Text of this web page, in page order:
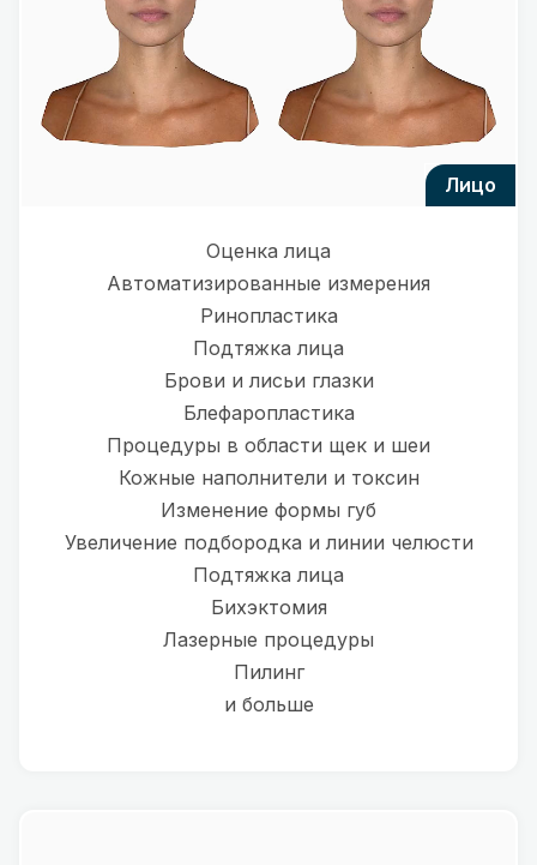
лицо
Оценка лица
Автоматизированные измерения
Ринопластика
Подтяжка лица
Брови и лисьи глазки
Блефаропластика
Процедуры в области щек и шеи
Кожные наполнители и токсин
Изменение формы губ
Увеличение подбородка и линии челюсти
Подтяжка лица
Бихэктомия
Лазерные процедуры
Пилинг
и больше